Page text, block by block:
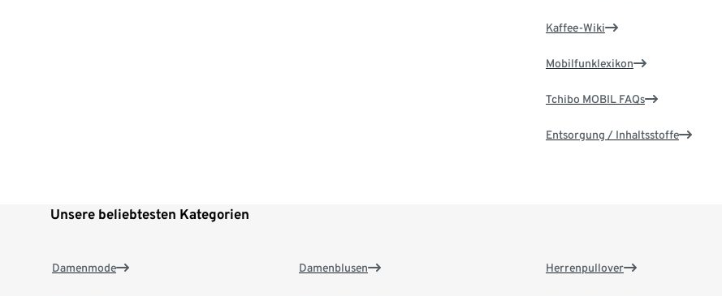
Kaffee-Wiki
Mobilfunklexikon
Tchibo MOBIL FAQs
Entsorgung / Inhaltsstoffe
Unsere beliebtesten Kategorien
Damenmode Damenblusen Herrenpullover